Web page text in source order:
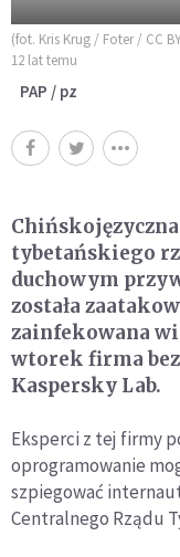
(fot. Kris Krug / Foter / CC
12 lat temu
PAP / pz
tybetańskiego
duchowym
została
zainfekowana
wtorek firma
Kaspersky Lab.
Eksperci z tej firmy
oprogramowanie
szpiegować
Centralnego Rządu